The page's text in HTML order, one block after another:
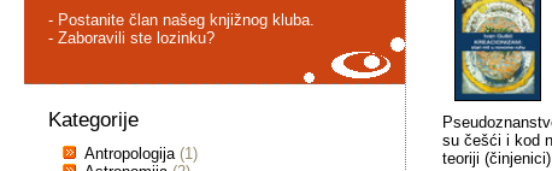
- Postanite član našeg knjižnog kluba.
- Zaboravili ste lozinku?
Kategorije
Antropologija (1)
su češći i kod
teoriji